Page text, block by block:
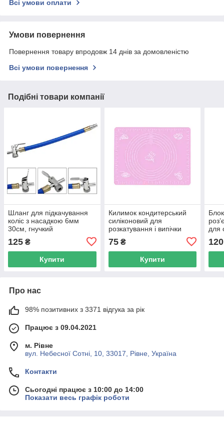
Всі умови оплати
Умови повернення
Повернення товару впродовж 14 днів за домовленістю
Всі умови повернення
Подібні товари компанії
Шланг для підкачування
коліс з насадкою 6мм
30см, гнучкий
125 ₴
Купити
Килимок кондитерський
силіконовий для
розкатування і випічки
75₴
Купити
для
120
Про нас
98% позитивних з 3371 відгука за рік
Працює з 09.04.2021
м. Рівне
вул. Небесної Сотні, 10, 33017, Рівне, Україна
Контакти
Сьогодні працює з 10:00 до 14:00
Показати весь графік роботи